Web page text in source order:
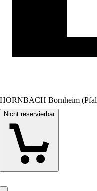
HORNBACH Bornheim
Nicht reservierbar